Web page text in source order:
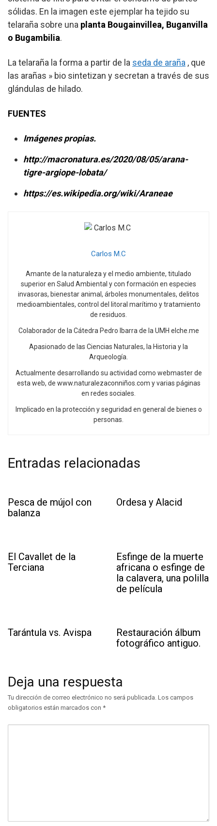
sólidas. En la imagen este ejemplar ha tejido su
telaraña sobre una planta Bougainvillea, Buganvilla
o Bugambilia.
La telaraña la forma a partir de la seda de araña , que
las arañas » bio sintetizan y secretan a través de sus
glándulas de hilado.
FUENTES
Imágenes propias.
http://macronatura.es/2020/08/05/arana-
tigre-argiope-lobata/
https://es.wikipedia.org/wiki/Araneae
Carlos M.C
Amante de la naturaleza y el medio ambiente, titulado
superior en Salud Ambiental y con formación en especies
invasoras, bienestar animal, árboles monumentales, delitos
medioambientales, control del litoral marítimo y tratamiento
de residuos.
Colaborador de la Cátedra Pedro Ibarra de la UMH elche.me
Apasionado de las Ciencias Naturales, la Historia y la
Arqueología.
Actualmente desarrollando su actividad como webmaster de
esta web, de www.naturalezaconniños.com y varias páginas
en redes sociales.
Implicado en la protección y seguridad en general de bienes o
personas.
Entradas relacionadas
Pesca de mújol con
balanza
Ordesa y Alacid
El Cavallet de la
Terciana
Esfinge de la muerte
africana o esfinge de
la calavera, una polilla
de película
Tarántula vs. Avispa
Restauración álbum
fotográfico antiguo.
Deja una respuesta
Tu dirección de correo electrónico no será publicada. Los campos
obligatorios están marcados con *